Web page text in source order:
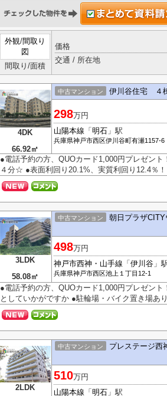
外観/間取り
図
間取り/面積
価格
交通 / 所在地
4DK
66.92㎡
中古マンション 伊川谷住宅 ４
298万円
山陽本線 「 明石 」駅
兵庫県神戸市西区伊川谷町有瀬1157-6
●電話予約の方、QUOカード1,000円プレゼン
４分☆ ●表面利回り20.1%、実質利回り12.4％
3LDK
58.08㎡
中古マンション 朝日プラザ
498万円
神戸市西神・山手線 「 伊川谷 」
兵庫県神戸市西区池上 １丁目12-1
●電話予約の方、QUOカード1,000円プレゼン
としていかがですか ●駐輪場・バイク置き場あ
2LDK
中古マンション プレステージ西
510万円
山陽本線 「 明石 」駅